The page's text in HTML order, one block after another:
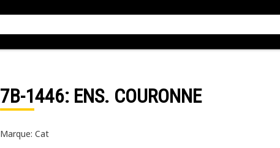
7B-1446: ENS. COURONNE
Marque: Cat